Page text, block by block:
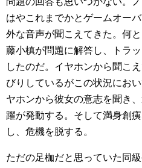
はやこれまでかとゲームオー
外な音声が聞こえてきた。何
藤小槙が問題に解答し、トラ
したのだ。イヤホンから聞こ
びりしているがこの状況にお
ヤホンから彼女の意志を聞き
躍が発動する。そして満身創
し、危機を脱する。
ただの足枷だと思っていた同